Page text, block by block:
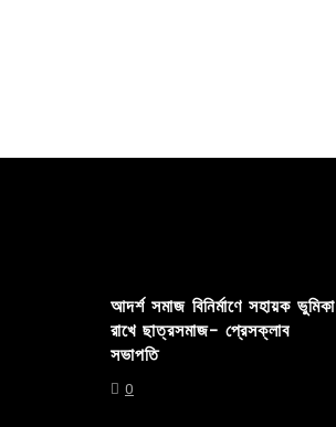
আদর্শ সমাজ বিনির্মাণে সহায়ক ভুমিকা
রাখে ছাত্রসমাজ- প্রেসক্লাব
সভাপতি
0